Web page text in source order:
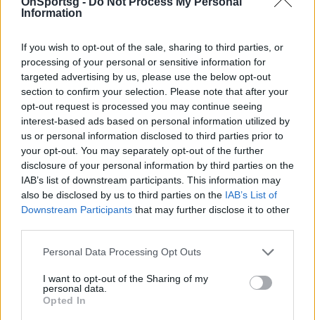
Information
If you wish to opt-out of the sale, sharing to third parties, or
processing of your personal or sensitive information for
targeted advertising by us, please use the below opt-out
section to confirm your selection. Please note that after your
opt-out request is processed you may continue seeing
interest-based ads based on personal information utilized by
us or personal information disclosed to third parties prior to
your opt-out. You may separately opt-out of the further
disclosure of your personal information by third parties on the
IAB’s list of downstream participants. This information may
also be disclosed by us to third parties on the IAB’s List of
Downstream Participants that may further disclose it to other
Personal Data Processing Opt Outs
I want to opt-out of the Sharing of my
personal data.
Opted In
Ο γκαρντ του ΠΑΟΚ Γιανίκ Φράνκε αναφέρθηκε στην
μεγάλη «μάχη» που έγινε με την Μάλαγα